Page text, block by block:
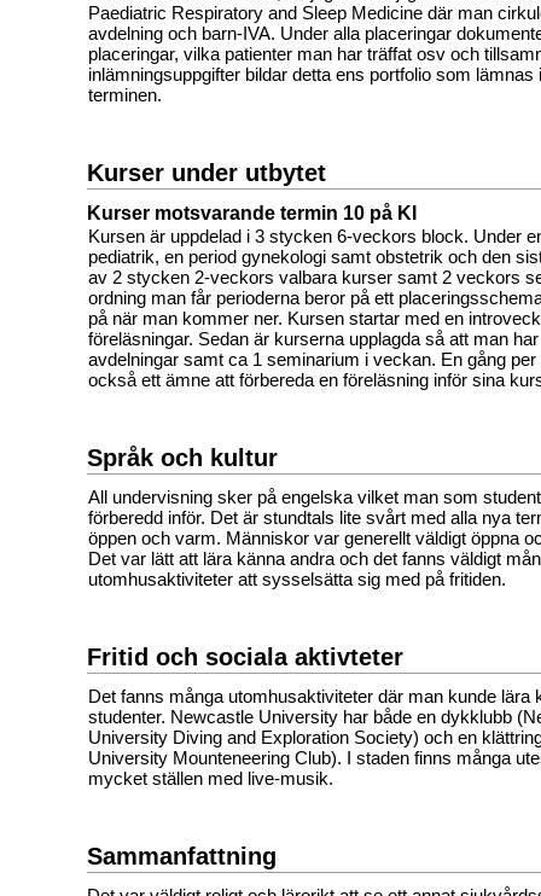
Paediatric Respiratory and Sleep Medicine där man
avdelning och barn-IVA. Under alla placeringar
placeringar, vilka patienter man har träffat osv och
inlämningsuppgifter bildar detta ens portfolio som lämnas
terminen.
Kurser under utbytet
Kurser motsvarande termin 10 på KI
Kursen är uppdelad i 3 stycken 6-veckors block. Under
pediatrik, en period gynekologi samt obstetrik och den
av 2 stycken 2-veckors valbara kurser samt 2 veckors
ordning man får perioderna beror på ett
på när man kommer ner. Kursen startar med en
föreläsningar. Sedan är kurserna upplagda så att man
avdelningar samt ca 1 seminarium i veckan. En gång
också ett ämne att förbereda en föreläsning inför sina
Språk och kultur
All undervisning sker på engelska vilket man som
förberedd inför. Det är stundtals lite svårt med alla nya
öppen och varm. Människor var generellt väldigt öppna
Det var lätt att lära känna andra och det fanns väldigt
utomhusaktiviteter att sysselsätta sig med på fritiden.
Fritid och sociala aktivteter
Det fanns många utomhusaktiviteter där man kunde lära
studenter. Newcastle University har både en dykklubb
University Diving and Exploration Society) och en
University Mounteneering Club). I staden finns många
mycket ställen med live-musik.
Sammanfattning